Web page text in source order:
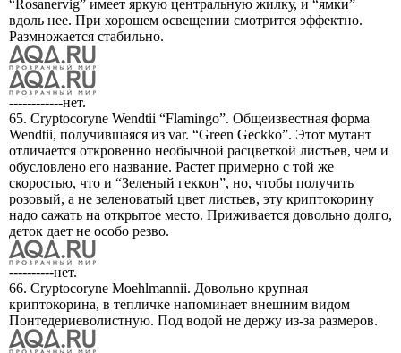
“Rosanervig” имеет яркую центральную жилку, и “ямки”
вдоль нее. При хорошем освещении смотрится эффектно.
Размножается стабильно.
------------нет.
65. Cryptocoryne Wendtii “Flamingo”. Общеизвестная форма
Wendtii, получившаяся из var. “Green Geckko”. Этот мутант
отличается откровенно необычной расцветкой листьев, чем и
обусловлено его название. Растет примерно с той же
скоростью, что и “Зеленый геккон”, но, чтобы получить
розовый, а не зеленоватый цвет листьев, эту криптокорину
надо сажать на открытое место. Приживается довольно долго,
деток дает не особо резво.
----------нет.
66. Cryptocoryne Moehlmannii. Довольно крупная
криптокорина, в тепличке напоминает внешним видом
Понтедериеволистную. Под водой не держу из-за размеров.